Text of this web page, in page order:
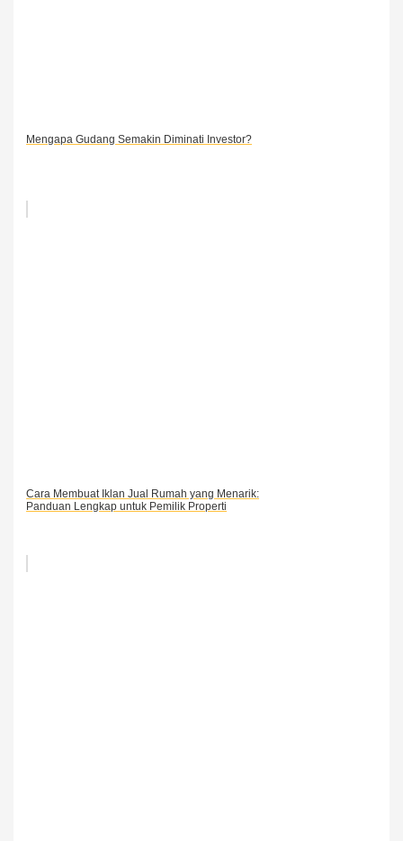
Mengapa Gudang Semakin Diminati Investor?
Cara Membuat Iklan Jual Rumah yang Menarik:
Panduan Lengkap untuk Pemilik Properti